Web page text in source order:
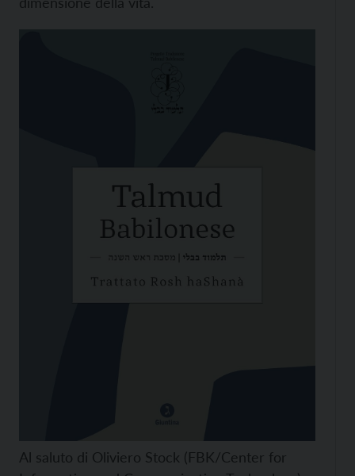
Al saluto di Oliviero Stock (FBK/Center for